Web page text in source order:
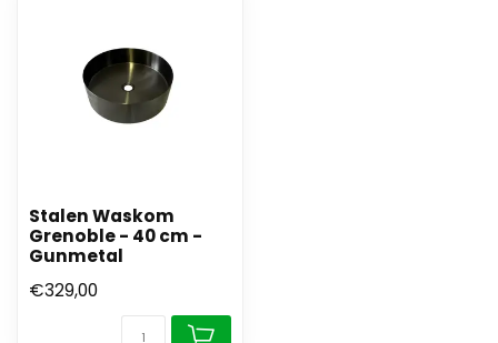
Stalen Waskom
Grenoble - 40 cm -
Gunmetal
€329,00